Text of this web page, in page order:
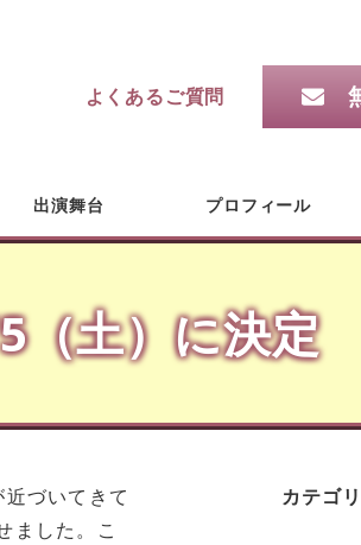
よくあるご質問
出演舞台 プロフィール
土）に決定
づいてきて
ました。こ
カテゴ